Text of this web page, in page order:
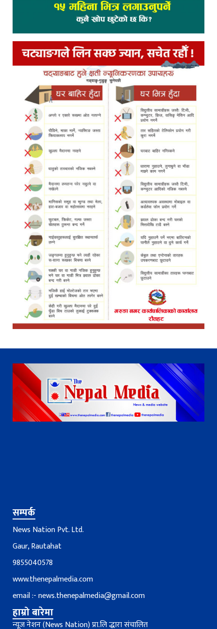
सम्पर्क
News Nation Pvt. Ltd.
Gaur, Rautahat
9855040578
www.thenepalmedia.com
email :-news.thenepalmedia@gmail.com
हाम्रो बारेमा
न्यूज नेशन (News Nation) प्रा.लि द्धारा संचालित